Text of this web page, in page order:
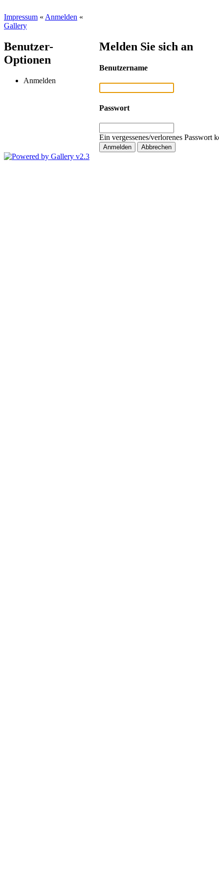
Impressum « Anmelden «
Gallery
Benutzer-
Optionen
Anmelden
Melden Sie sich an
Benutzername
Passwort
Ein vergessenes/verlorenes Passwort